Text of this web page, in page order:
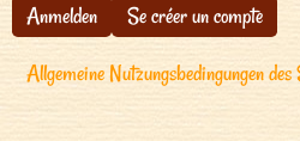
Anmelden
Se créer un compte
Allgemeine Nutzungsbedingungen